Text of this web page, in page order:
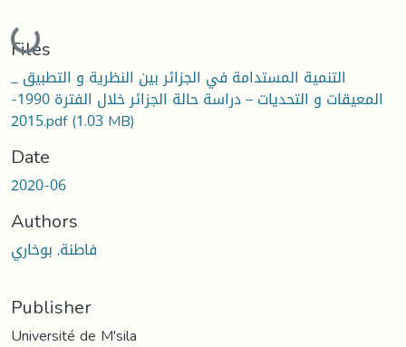
Loading...
Files
التنمية المستدامة في الجزائر بين النظرية و التطبيق _
المعيقات و التحديات – دراسة حالة الجزائر خلال الفترة 1990-
2015.pdf(1.03 MB)
Date
2020-06
Authors
فاطنة, بوخاري
Publisher
Université de M'sila